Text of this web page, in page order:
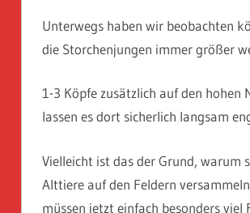
Unterwegs haben wir beobachten
die Storchenjungen immer größer
1-3 Köpfe zusätzlich auf den hohen
lassen es dort sicherlich langsam
Vielleicht ist das der Grund, warum
Alttiere auf den Feldern
müssen jetzt einfach besonders viel